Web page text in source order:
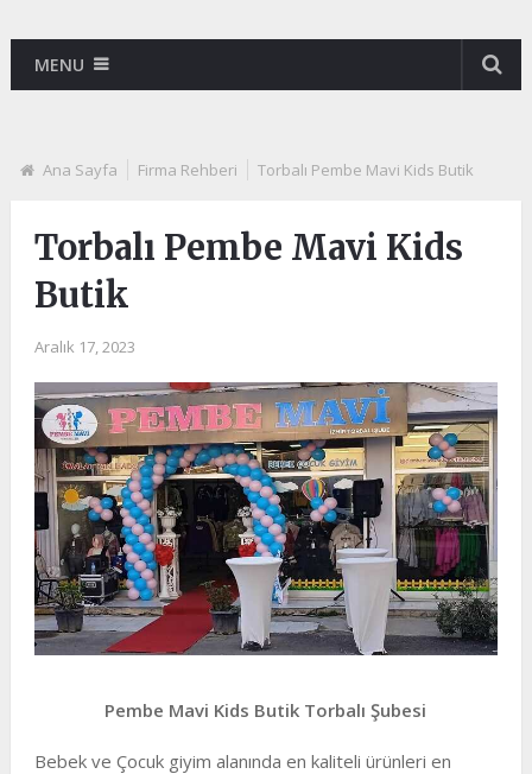
MENU
Ana Sayfa Firma Rehberi Torbalı Pembe Mavi Kids Butik
Torbalı Pembe Mavi Kids
Butik
Aralık 17, 2023
Pembe Mavi Kids Butik Torbalı Şubesi
Bebek ve Çocuk giyim alanında en kaliteli ürünleri en